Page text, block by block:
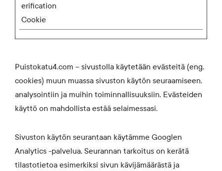
erification
Cookie
Puistokatu4.com – sivustolla käytetään evästeitä (eng.
cookies) muun muassa sivuston käytön seuraamiseen,
analysointiin ja muihin toiminnallisuuksiin. Evästeiden
käyttö on mahdollista estää selaimessasi.
Sivuston käytön seurantaan käytämme Googlen
Analytics -palvelua. Seurannan tarkoitus on kerätä
tilastotietoa esimerkiksi sivun kävijämäärästä ja